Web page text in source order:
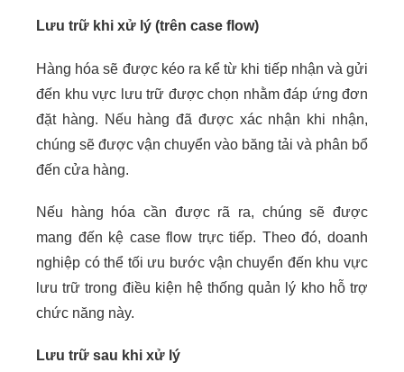
Lưu trữ khi xử lý (trên case flow)
Hàng hóa sẽ được kéo ra kể từ khi tiếp nhận và gửi
đến khu vực lưu trữ được chọn nhằm đáp ứng đơn
đặt hàng. Nếu hàng đã được xác nhận khi nhận,
chúng sẽ được vận chuyển vào băng tải và phân bổ
đến cửa hàng.
Nếu hàng hóa cần được rã ra, chúng sẽ được
mang đến kệ case flow trực tiếp. Theo đó, doanh
nghiệp có thể tối ưu bước vận chuyển đến khu vực
lưu trữ trong điều kiện hệ thống quản lý kho hỗ trợ
chức năng này.
Lưu trữ sau khi xử lý